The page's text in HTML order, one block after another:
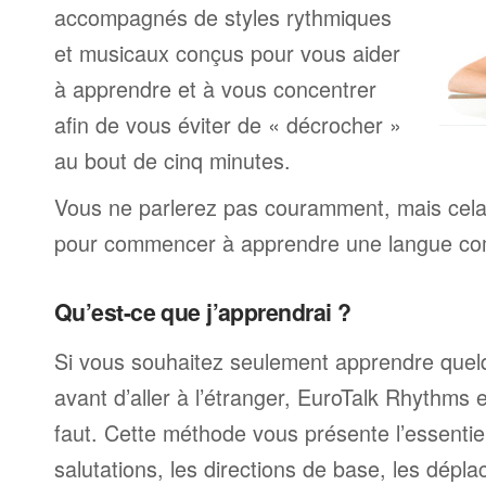
accompagnés de styles rythmiques
et musicaux conçus pour vous aider
à apprendre et à vous concentrer
afin de vous éviter de « décrocher »
au bout de cinq minutes.
Vous ne parlerez pas couramment, mais
pour commencer à apprendre une langue
Qu’est-ce que j’apprendrai ?
Si vous souhaitez seulement apprendre
avant d’aller à l’étranger, EuroTalk Rhythms
faut. Cette méthode vous présente
salutations, les directions de base, les